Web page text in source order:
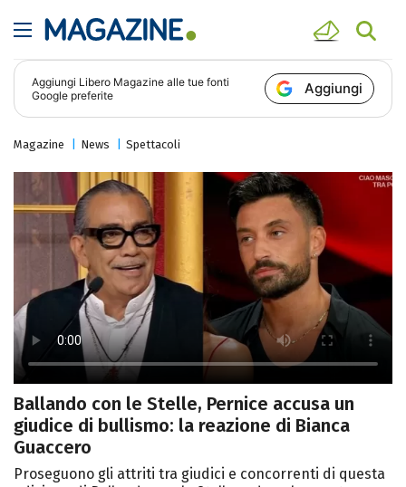
Aggiungi Libero Magazine alle tue fonti
Google preferite
Aggiungi
Magazine News Spettacoli
Ballando con le Stelle, Pernice accusa un
giudice di bullismo: la reazione di Bianca
Guaccero
Proseguono gli attriti tra giudici e concorrenti di questa